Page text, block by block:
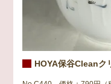
HOYA保谷Cleanク